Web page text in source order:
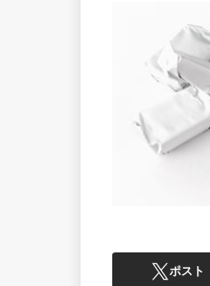
ポスト